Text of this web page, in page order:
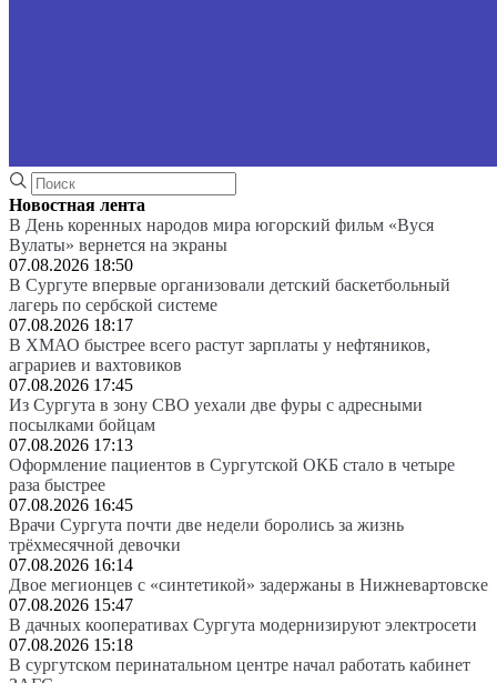
Новостная лента
В День коренных народов мира югорский фильм «Вуся
Вулаты» вернется на экраны
07.08.2026 18:50
В Сургуте впервые организовали детский баскетбольный
лагерь по сербской системе
07.08.2026 18:17
В ХМАО быстрее всего растут зарплаты у нефтяников,
аграриев и вахтовиков
07.08.2026 17:45
Из Сургута в зону СВО уехали две фуры с адресными
посылками бойцам
07.08.2026 17:13
Оформление пациентов в Сургутской ОКБ стало в четыре
раза быстрее
07.08.2026 16:45
Врачи Сургута почти две недели боролись за жизнь
трёхмесячной девочки
07.08.2026 16:14
Двое мегионцев с «синтетикой» задержаны в Нижневартовске
07.08.2026 15:47
В дачных кооперативах Сургута модернизируют электросети
07.08.2026 15:18
В сургутском перинатальном центре начал работать кабинет